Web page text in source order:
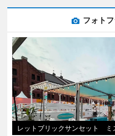
フォト
レットブリックサンセット ミ